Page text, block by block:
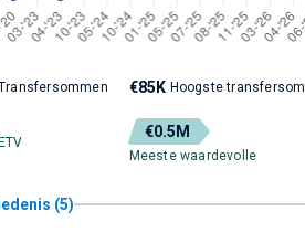
€85K Hoogste transfersom
ETV
€0.5M
Meeste waardevolle
(5)